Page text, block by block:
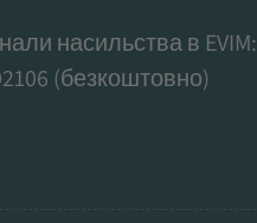
насильства в EVIM:
(безкоштовно)